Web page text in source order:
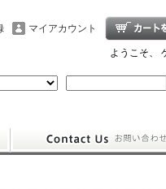
マイアカウント
ようこそ、